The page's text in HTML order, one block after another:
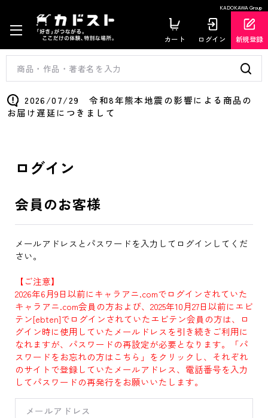
KADOKAWA Group
カート ログイン 新規登録
2026/07/29 令和8年熊本地震の影響による商品の
お届け遅延につきまして
ログイン
会員のお客様
メールアドレスとパスワードを入力してログインしてくだ
さい。
【ご注意】
2026年6月9日以前にキャラアニ.comでログインされていた
キャラアニ.com会員の方および、2025年10月27日以前にエビ
テン[ebten]でログインされていたエビテン会員の方は、ロ
グイン時に使用していたメールドレスを引き続きご利用に
なれますが、パスワードの再設定が必要となります。「パ
スワードをお忘れの方はこちら」をクリックし、それぞれ
のサイトで登録していたメールアドレス、電話番号を入力
してパスワードの再発行をお願いいたします。